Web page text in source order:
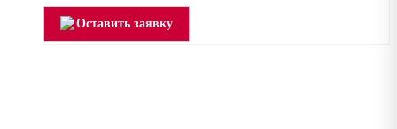
Оставить заявку